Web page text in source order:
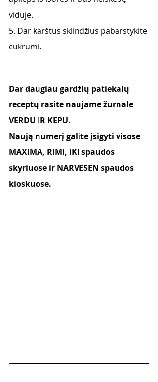
viduje.
5. Dar karštus sklindžius pabarstykite
cukrumi.
Dar daugiau gardžių patiekalų
receptų rasite naujame žurnale
VERDU IR KEPU.
Naują numerį galite įsigyti visose
MAXIMA, RIMI, IKI spaudos
skyriuose ir NARVESEN spaudos
kioskuose.